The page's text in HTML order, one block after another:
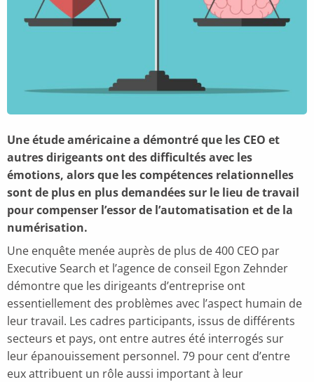
Une étude américaine a démontré que les CEO et
autres dirigeants ont des difficultés avec les
émotions, alors que les compétences relationnelles
sont de plus en plus demandées sur le lieu de travail
pour compenser l’essor de l’automatisation et de la
numérisation.
Une enquête menée auprès de plus de 400 CEO par
Executive Search et l’agence de conseil Egon Zehnder
démontre que les dirigeants d’entreprise ont
essentiellement des problèmes avec l’aspect humain de
leur travail. Les cadres participants, issus de différents
secteurs et pays, ont entre autres été interrogés sur
leur épanouissement personnel. 79 pour cent d’entre
eux attribuent un rôle aussi important à leur